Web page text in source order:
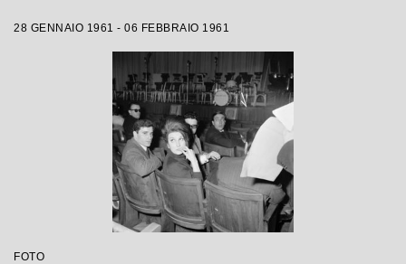
28 GENNAIO 1961 - 06 FEBBRAIO 1961
FOTO